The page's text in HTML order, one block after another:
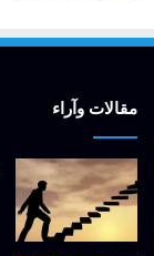
مقالات وآراء